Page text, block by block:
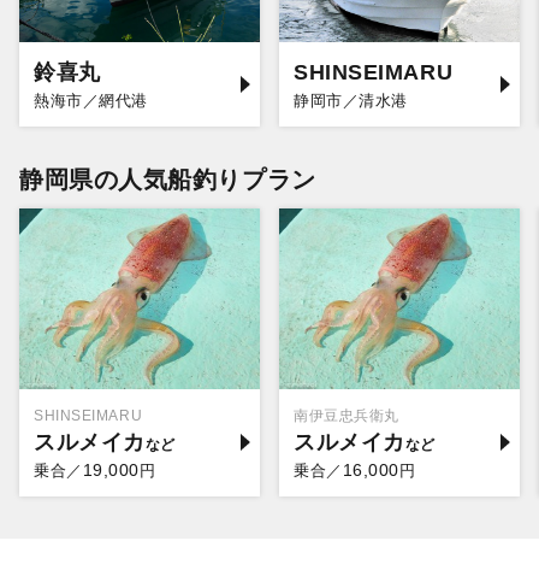
鈴喜丸
熱海市／網代港
SHINSEIMARU
静岡市／清水港
静岡県の人気船釣りプラン
SHINSEIMARU
スルメイカ
乗合／ 19,000円
南伊豆忠兵衛丸
スルメイカ
乗合／ 16,000円